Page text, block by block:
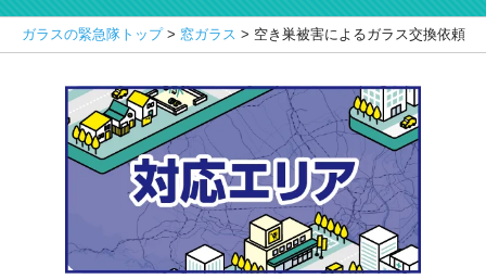
ガラスの緊急隊トップ> 窓ガラス > 空き巣被害によるガラス交換依頼